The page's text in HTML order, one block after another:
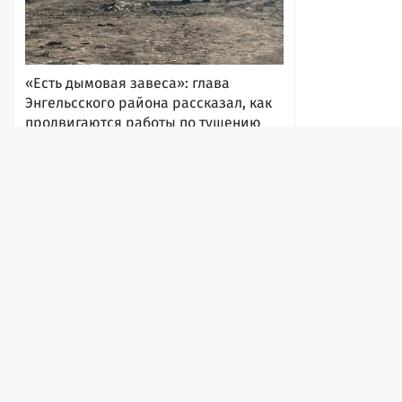
«Есть дымовая завеса»: глава
Энгельсского района рассказал, как
продвигаются работы по тушению